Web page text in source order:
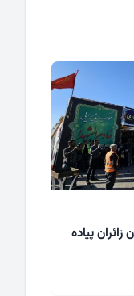
پیاده